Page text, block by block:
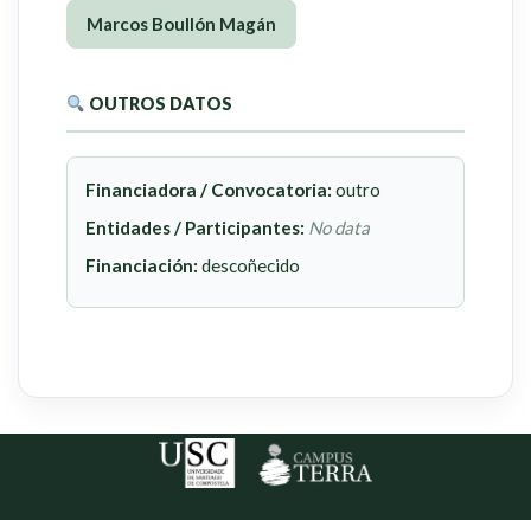
Marcos Boullón Magán
OUTROS DATOS
Financiadora / Convocatoria: outro
Entidades / Participantes: No data
Financiación: descoñecido